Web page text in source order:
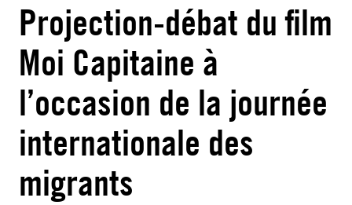
Projection-débat du film
Moi Capitaine à
l’occasion de la journée
internationale des
migrants